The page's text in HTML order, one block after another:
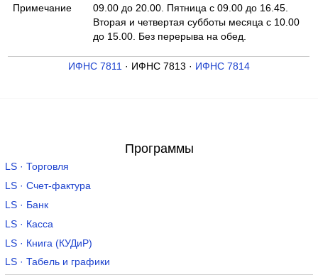
Примечание
09.00 до 20.00. Пятница с 09.00 до 16.45.
Вторая и четвертая субботы месяца с 10.00
до 15.00. Без перерыва на обед.
ИФНС 7811· ИФНС 7813 · ИФНС 7814
Программы
LS · Торговля
LS · Счет-фактура
LS · Банк
LS · Касса
LS · Книга (КУДиР)
LS · Табель и графики